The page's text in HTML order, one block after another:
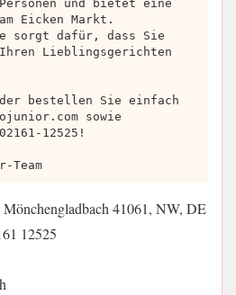
und bietet eine
Eicken Markt.
sorgt dafür, dass Sie
Lieblingsgerichten
bestellen Sie einfach
sowie
12525!
Team
Mönchengladbach 41061, NW, DE
12525